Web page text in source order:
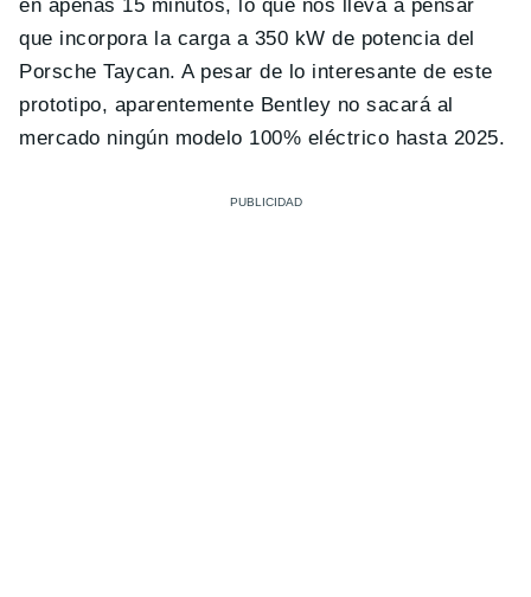
en apenas 15 minutos, lo que nos lleva a pensar
que incorpora la carga a 350 kW de potencia del
Porsche Taycan. A pesar de lo interesante de este
prototipo, aparentemente Bentley no sacará al
mercado ningún modelo 100% eléctrico hasta 2025.